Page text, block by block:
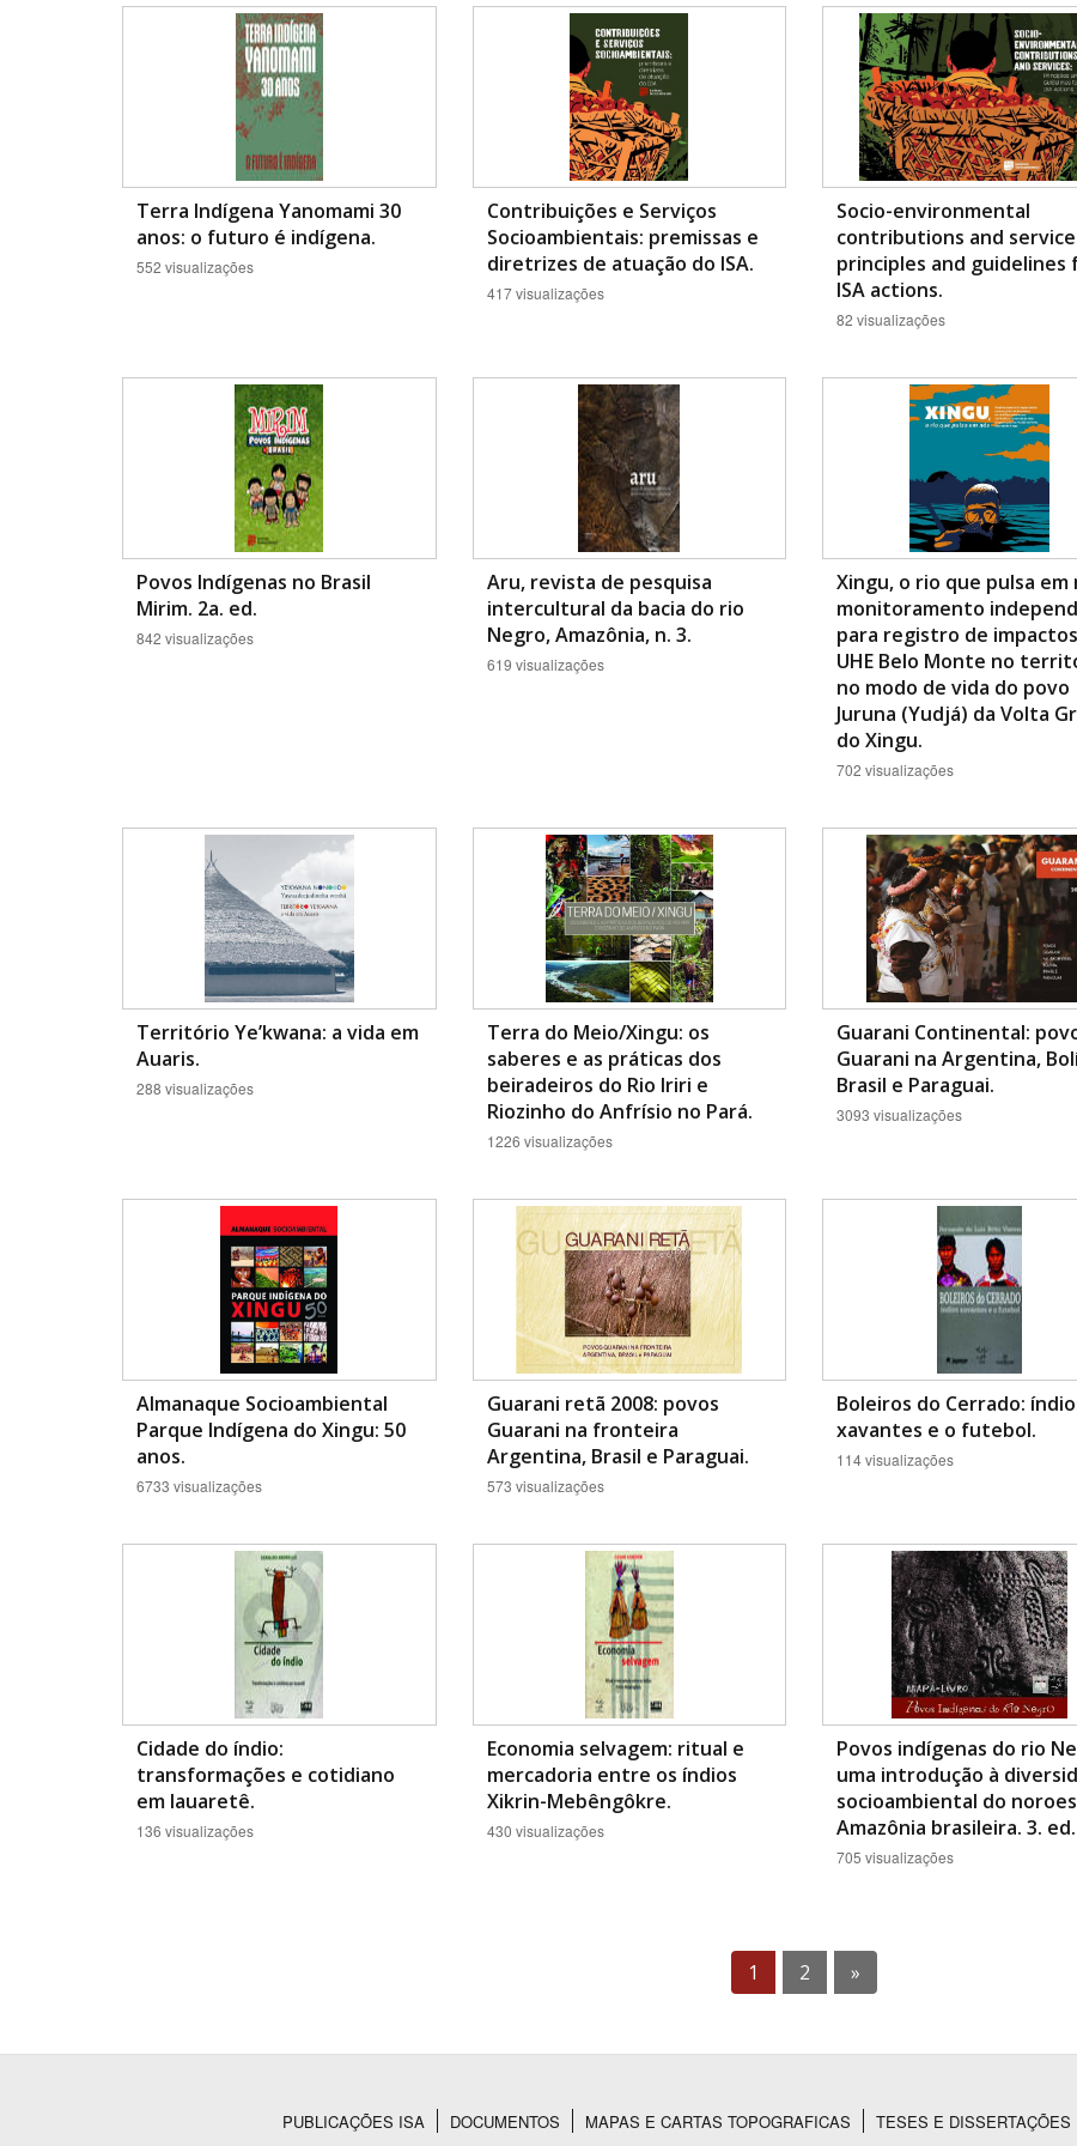
Área de Levantamento Área Protegida
Terra Indígena Yanomami 30
anos: o futuro é indígena.
552 visualizações
Contribuições e Serviços
Socioambientais: premissas e
diretrizes de atuação do ISA.
417 visualizações
Socio-environmental
contributions and
principles and guidelines
ISA actions.
82 visualizações
Povos Indígenas no Brasil
Mirim. 2a. ed.
842 visualizações
Aru, revista de pesquisa
intercultural da bacia do rio
Negro, Amazônia, n. 3.
619 visualizações
Xingu, o rio que pulsa em
monitoramento
para registro de
UHE Belo Monte no
no modo de vida do povo
Juruna (Yudjá) da Volta
do Xingu.
702 visualizações
Território Ye’kwana: a vida em
Auaris.
288 visualizações
Terra do Meio/Xingu: os
saberes e as práticas dos
beiradeiros do Rio Iriri e
Riozinho do Anfrísio no Pará.
1226 visualizações
Guarani Continental:
Guarani na Argentina,
Brasil e Paraguai.
3093 visualizações
Almanaque Socioambiental
Parque Indígena do Xingu: 50
anos.
6733 visualizações
Guarani retã 2008: povos
Guarani na fronteira
Argentina, Brasil e Paraguai.
573 visualizações
Boleiros do Cerrado:
xavantes e o futebol.
114 visualizações
Cidade do índio:
transformações e cotidiano
em Iauaretê.
136 visualizações
Economia selvagem: ritual e
mercadoria entre os índios
Xikrin-Mebêngôkre.
430 visualizações
Povos indígenas do rio
uma introdução à
socioambiental do
Amazônia brasileira. 3.
705 visualizações
1 2 »
PUBLICAÇÕES ISA DOCUMENTOS MAPAS E CARTAS TOPOGRAFICAS TESES E DISSERTAÇÕES